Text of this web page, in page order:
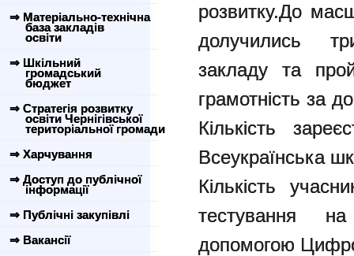
⇒ Матеріально-технічна
база закладів
освіти
⇒ Шкільний
громадський
бюджет
⇒ Стратегія розвитку
освіти Чернігівської
територіальної громади
⇒ Харчування
⇒ Доступ до публічної
інформації
⇒ Публічні закупівлі
⇒ Вакансії
розвитку.До
долучились
закладу та
грамотність за
Кількість
Всеукраїнська
Кількість
тестування
допомогою